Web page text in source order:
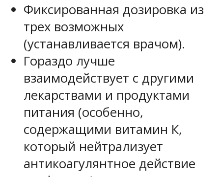
Фиксированная дозировка из
трех возможных
(устанавливается врачом).
Гораздо лучше
взаимодействует с другими
лекарствами и продуктами
питания (особенно,
содержащими витамин К,
который нейтрализует
антикоагулянтное действие